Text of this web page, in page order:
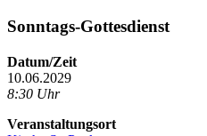
Sonntags-Gottesdienst
Datum/Zeit
10.06.2029
8:30 Uhr
Veranstaltungsort